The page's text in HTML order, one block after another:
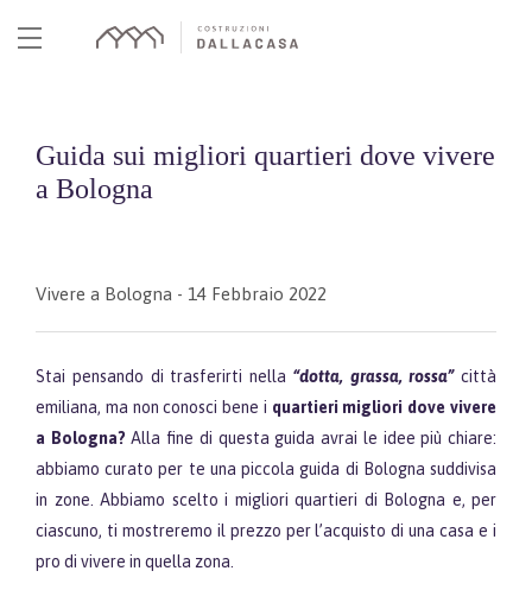
Guida sui migliori quartieri dove vivere
a Bologna
Vivere a Bologna - 14 Febbraio 2022
Stai pensando di trasferirti nella “dotta, grassa, rossa”città
emiliana, ma non conosci bene i quartieri migliori dove vivere
a Bologna? Alla fine di questa guida avrai le idee più chiare:
abbiamo curato per te una piccola guida di Bologna suddivisa
in zone. Abbiamo scelto i migliori quartieri di Bologna e, per
ciascuno, ti mostreremo il prezzo per l’acquisto di una casa e i
pro di vivere in quella zona.